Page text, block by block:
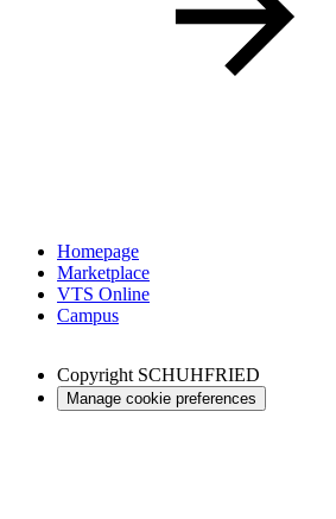
Homepage
Marketplace
VTS Online
Campus
Copyright SCHUHFRIED
Manage cookie preferences